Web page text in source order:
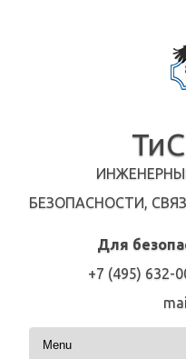
БЕЗОПАСНОСТИ,
Для
+7 (495) 632-
Перейти к содержимому